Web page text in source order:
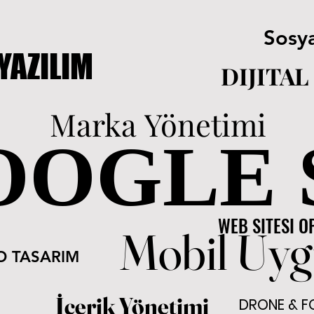
DIJITAL
DIJITAL
Marka Yönetimi
Marka Yönetimi
WEB SITESI
WEB SITESI
Mobil
Mobil
TASARIM
TASARIM
İçerik Yönetimi
İçerik Yönetimi DRONE &
DRONE &